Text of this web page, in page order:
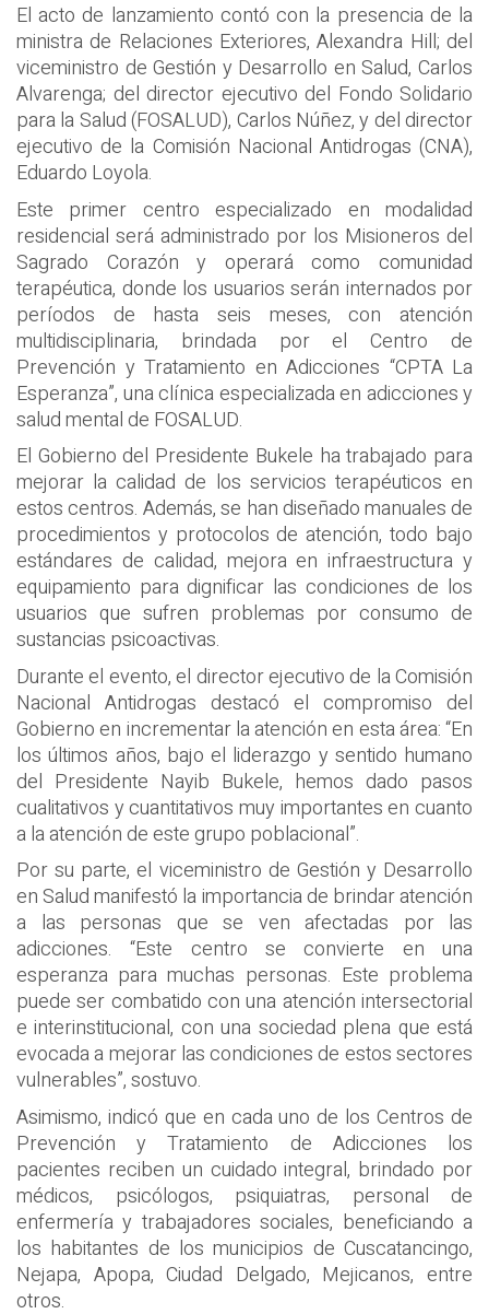
El acto de lanzamiento contó con la presencia de la
ministra de Relaciones Exteriores, Alexandra Hill; del
viceministro de Gestión y Desarrollo en Salud, Carlos
Alvarenga; del director ejecutivo del Fondo Solidario
para la Salud (FOSALUD), Carlos Núñez, y del director
ejecutivo de la Comisión Nacional Antidrogas (CNA),
Eduardo Loyola.
Este primer centro especializado en modalidad
residencial será administrado por los Misioneros del
Sagrado Corazón y operará como comunidad
terapéutica, donde los usuarios serán internados por
períodos de hasta seis meses, con atención
multidisciplinaria, brindada por el Centro de
Prevención y Tratamiento en Adicciones “CPTA La
Esperanza”, una clínica especializada en adicciones y
salud mental de FOSALUD.
El Gobierno del Presidente Bukele ha trabajado para
mejorar la calidad de los servicios terapéuticos en
estos centros. Además, se han diseñado manuales de
procedimientos y protocolos de atención, todo bajo
estándares de calidad, mejora en infraestructura y
equipamiento para dignificar las condiciones de los
usuarios que sufren problemas por consumo de
sustancias psicoactivas.
Durante el evento, el director ejecutivo de la Comisión
Nacional Antidrogas destacó el compromiso del
Gobierno en incrementar la atención en esta área: “En
los últimos años, bajo el liderazgo y sentido humano
del Presidente Nayib Bukele, hemos dado pasos
cualitativos y cuantitativos muy importantes en cuanto
a la atención de este grupo poblacional”.
Por su parte, el viceministro de Gestión y Desarrollo
en Salud manifestó la importancia de brindar atención
a las personas que se ven afectadas por las
adicciones. “Este centro se convierte en una
esperanza para muchas personas. Este problema
puede ser combatido con una atención intersectorial
e interinstitucional, con una sociedad plena que está
evocada a mejorar las condiciones de estos sectores
vulnerables”, sostuvo.
Asimismo, indicó que en cada uno de los Centros de
Prevención y Tratamiento de Adicciones los
pacientes reciben un cuidado integral, brindado por
médicos, psicólogos, psiquiatras, personal de
enfermería y trabajadores sociales, beneficiando a
los habitantes de los municipios de Cuscatancingo,
Nejapa, Apopa, Ciudad Delgado, Mejicanos, entre
otros.